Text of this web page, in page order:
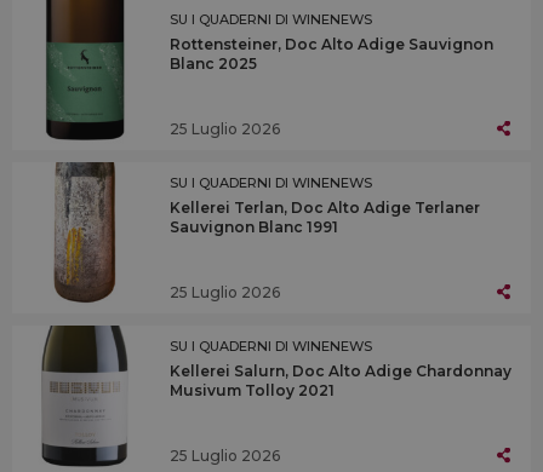
SU I QUADERNI DI WINENEWS
Rottensteiner, Doc Alto Adige Sauvignon
Blanc 2025
25 Luglio 2026
SU I QUADERNI DI WINENEWS
Kellerei Terlan, Doc Alto Adige Terlaner
Sauvignon Blanc 1991
25 Luglio 2026
SU I QUADERNI DI WINENEWS
Kellerei Salurn, Doc Alto Adige Chardonnay
Musivum Tolloy 2021
25 Luglio 2026